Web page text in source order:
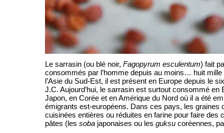
Le sarrasin (ou blé noir, Fagopyrum esculentum) fait
consommés par l’homme depuis au moins… huit mille
l’Asie du Sud-Est, il est présent en Europe depuis le
J.C. Aujourd’hui, le sarrasin est surtout consommé en
Japon, en Corée et en Amérique du Nord où il a été
émigrants est-européens. Dans ces pays, les graines
cuisinées entières ou réduites en farine pour faire des
pâtes (les soba japonaises ou les guksu coréennes,